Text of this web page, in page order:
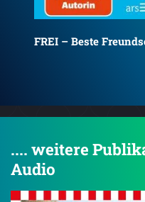
FREI – Beste
.... weitere
Audio